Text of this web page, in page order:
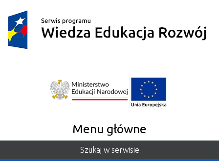
Menu główne
Szukaj w serwisie